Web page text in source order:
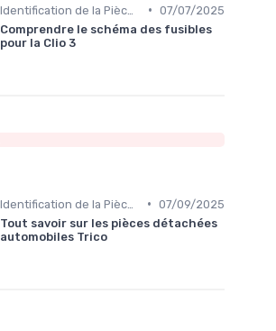
• 07/07/2025
Comprendre le schéma des fusibles
pour la Clio 3
• 07/09/2025
Tout savoir sur les pièces détachées
automobiles Trico